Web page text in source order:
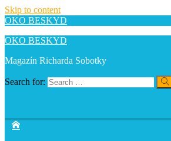
Skip to content
OKO BESKYD
OKO BESKYD
Magazín Richarda Sobotky
Search for: